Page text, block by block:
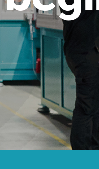
für industrielle
und zukunftsfähig.